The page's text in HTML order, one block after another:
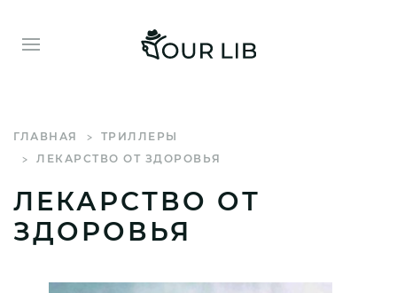
ГЛАВНАЯ
ТРИЛЛЕРЫ
ЛЕКАРСТВО ОТ ЗДОРОВЬЯ
ЛЕКАРСТВО ОТ
ЗДОРОВЬЯ